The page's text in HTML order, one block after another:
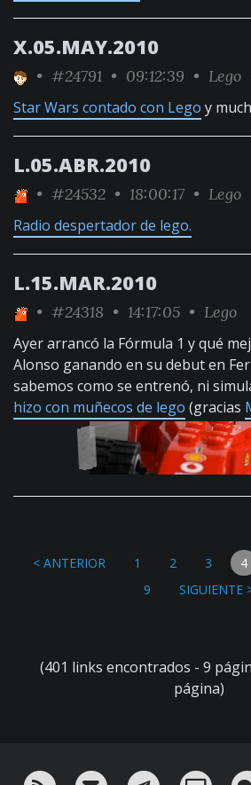
X.05.MAY.2010
• #24791 • 09:12:39 • Lego
Star Wars contado con Lego y
L.05.ABR.2010
• #24532 • 18:00:17 • Lego
Radio despertador de lego.
L.15.MAR.2010
• #24318 • 14:17:05 • Lego
Ayer arrancó la Fórmula 1 y qué
Alonso ganando en su debut en
sabemos como se entrenó, ni
hizo con muñecos de lego (gracias
< ANTERIOR 1 2 3 4
9
SIGUIENTE
(401 links encontrados - 9
página)
RSS ¡Mándame un email!
¡Nuestro Oink!